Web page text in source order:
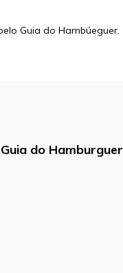
Guia do Hambúeguer.
do Hamburguer